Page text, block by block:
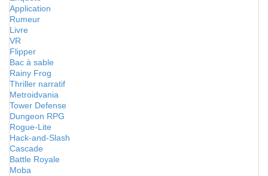
Application
Rumeur
Livre
VR
Flipper
Bac à sable
Rainy Frog
Thriller narratif
Metroidvania
Tower Defense
Dungeon RPG
Rogue-Lite
Hack-and-Slash
Cascade
Battle Royale
Moba